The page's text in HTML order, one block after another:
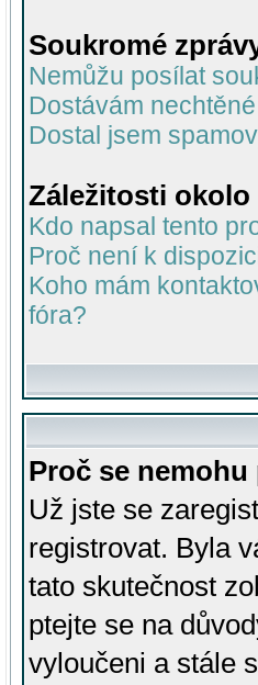
Soukromé
Nemůžu posílat
Dostávám
Dostal jsem
Záležitosti okolo
Kdo napsal tento
Proč není k
Koho mám
fóra?
Proč se
Už jste se
registrovat. Byla
tato skutečnost
ptejte se na
vyloučeni a stále